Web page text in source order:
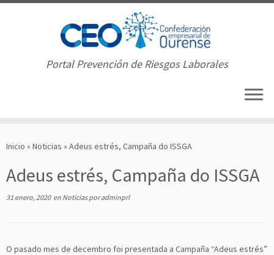
Portal Prevención de Riesgos Laborales
Inicio » Noticias » Adeus estrés, Campaña do ISSGA
Adeus estrés, Campaña do ISSGA
31 enero, 2020en Noticiasporadminprl
O pasado mes de decembro foi presentada a Campaña “Adeus estrés”